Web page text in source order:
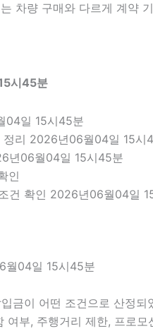
차량 구매와 다르게 계약
시45분
04일 15시45분
정리 2026년06월04일 15시
년06월04일 15시45분
인
건 확인 2026년06월04일
월04일 15시45분
금이 어떤 조건으로 산정
부, 주행거리 제한, 프로